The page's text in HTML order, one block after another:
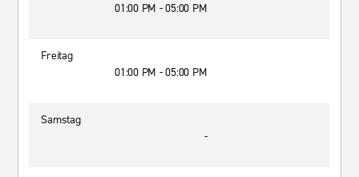
01:00 PM - 05:00 PM
Freitag
01:00 PM - 05:00 PM
Samstag
-